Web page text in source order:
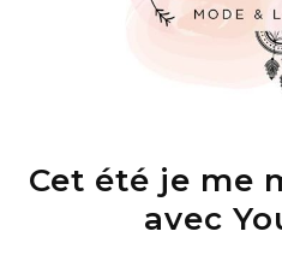
Cet été je me
avec